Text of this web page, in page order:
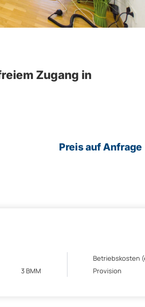
Zugang in
Preis auf Anfrage
Betriebskosten
3 BMM Provision